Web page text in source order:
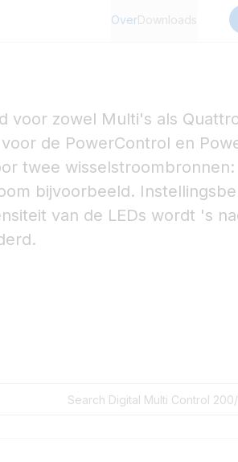
OverDownloads
voor zowel Multi's als
de PowerControl en
twee wisselstroombronnen:
bijvoorbeeld.
van de LEDs wordt 's